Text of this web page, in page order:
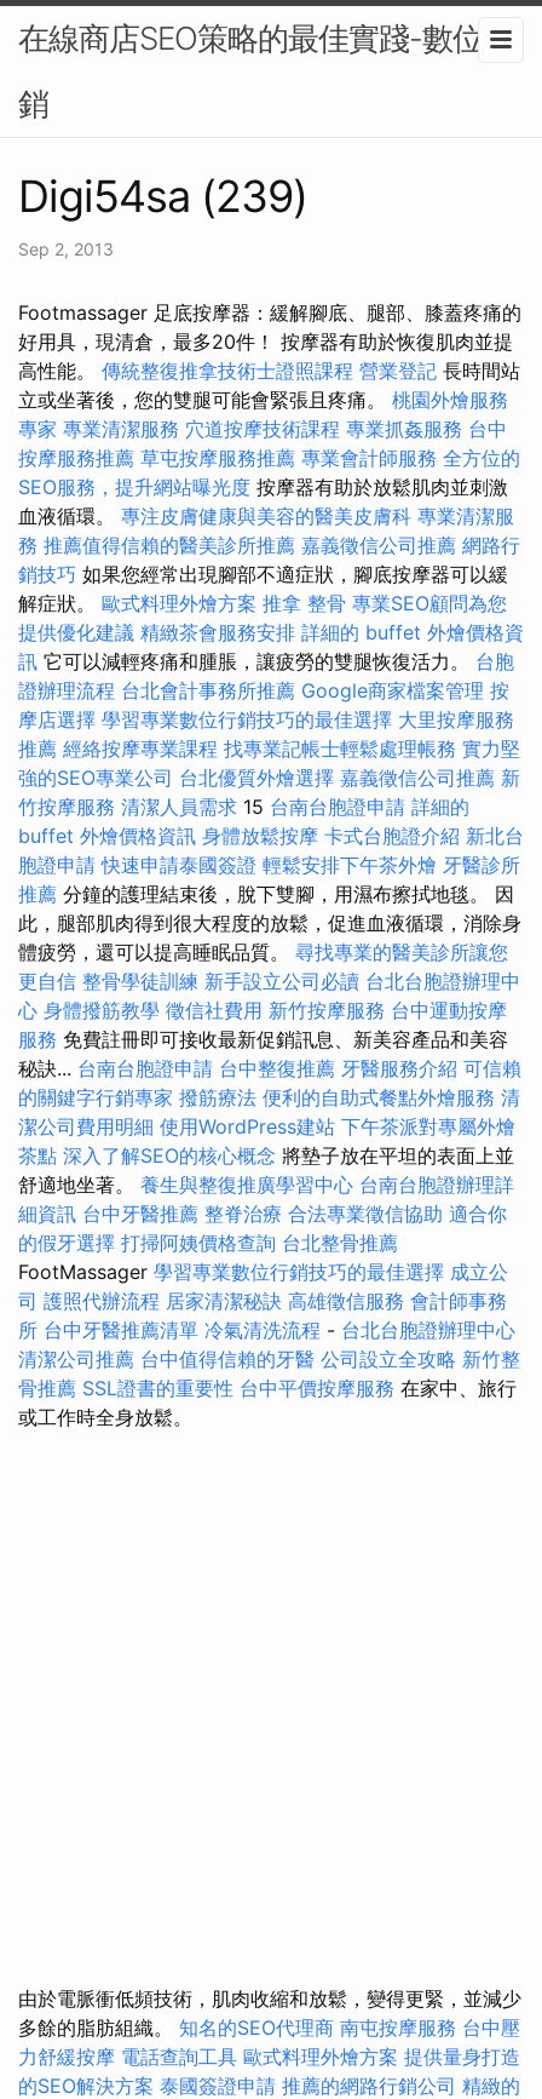
在線商店SEO策略的最佳實踐-數位行
銷
Digi54sa (239)
Sep 2, 2013
Footmassager 足底按摩器：緩解腳底、腿部、膝蓋疼痛的
好用具，現清倉，最多20件！ 按摩器有助於恢復肌肉並提
高性能。 傳統整復推拿技術士證照課程 營業登記 長時間站
立或坐著後，您的雙腿可能會緊張且疼痛。 桃園外燴服務
專家 專業清潔服務 穴道按摩技術課程 專業抓姦服務 台中
按摩服務推薦 草屯按摩服務推薦 專業會計師服務 全方位的
SEO服務，提升網站曝光度 按摩器有助於放鬆肌肉並刺激
血液循環。 專注皮膚健康與美容的醫美皮膚科 專業清潔服
務 推薦值得信賴的醫美診所推薦 嘉義徵信公司推薦 網路行
銷技巧 如果您經常出現腳部不適症狀，腳底按摩器可以緩
解症狀。 歐式料理外燴方案 推拿 整骨 專業SEO顧問為您
提供優化建議 精緻茶會服務安排 詳細的 buffet 外燴價格資
訊 它可以減輕疼痛和腫脹，讓疲勞的雙腿恢復活力。 台胞
證辦理流程 台北會計事務所推薦 Google商家檔案管理 按
摩店選擇 學習專業數位行銷技巧的最佳選擇 大里按摩服務
推薦 經絡按摩專業課程 找專業記帳士輕鬆處理帳務 實力堅
強的SEO專業公司 台北優質外燴選擇 嘉義徵信公司推薦 新
竹按摩服務 清潔人員需求 15 台南台胞證申請 詳細的
buffet 外燴價格資訊 身體放鬆按摩 卡式台胞證介紹 新北台
胞證申請 快速申請泰國簽證 輕鬆安排下午茶外燴 牙醫診所
推薦 分鐘的護理結束後，脫下雙腳，用濕布擦拭地毯。 因
此，腿部肌肉得到很大程度的放鬆，促進血液循環，消除身
體疲勞，還可以提高睡眠品質。 尋找專業的醫美診所讓您
更自信 整骨學徒訓練 新手設立公司必讀 台北台胞證辦理中
心 身體撥筋教學 徵信社費用 新竹按摩服務 台中運動按摩
服務 免費註冊即可接收最新促銷訊息、新美容產品和美容
秘訣... 台南台胞證申請 台中整復推薦 牙醫服務介紹 可信賴
的關鍵字行銷專家 撥筋療法 便利的自助式餐點外燴服務 清
潔公司費用明細 使用WordPress建站 下午茶派對專屬外燴
茶點 深入了解SEO的核心概念 將墊子放在平坦的表面上並
舒適地坐著。 養生與整復推廣學習中心 台南台胞證辦理詳
細資訊 台中牙醫推薦 整脊治療 合法專業徵信協助 適合你
的假牙選擇 打掃阿姨價格查詢 台北整骨推薦
FootMassager 學習專業數位行銷技巧的最佳選擇 成立公
司 護照代辦流程 居家清潔秘訣 高雄徵信服務 會計師事務
所 台中牙醫推薦清單 冷氣清洗流程 - 台北台胞證辦理中心
清潔公司推薦 台中值得信賴的牙醫 公司設立全攻略 新竹整
骨推薦 SSL證書的重要性 台中平價按摩服務 在家中、旅行
或工作時全身放鬆。
由於電脈衝低頻技術，肌肉收縮和放鬆，變得更緊，並減少
多餘的脂肪組織。 知名的SEO代理商 南屯按摩服務 台中壓
力舒緩按摩 電話查詢工具 歐式料理外燴方案 提供量身打造
的SEO解決方案 泰國簽證申請 推薦的網路行銷公司 精緻的